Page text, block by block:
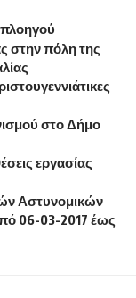
στην πόλη της
στο Δήμο
εργασίας
Αστυνομικών
06-03-2017 έως